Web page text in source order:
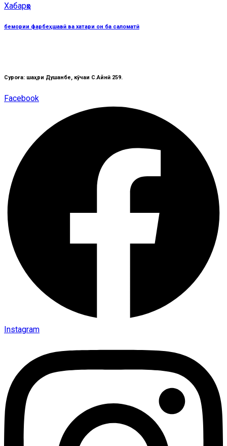
Хабарҳо
бемории фарбеҳшавӣ ва хатари он ба саломатӣ
Суроға: шаҳри Душанбе, кӯчаи C.Айнӣ 259.
Facebook
Instagram